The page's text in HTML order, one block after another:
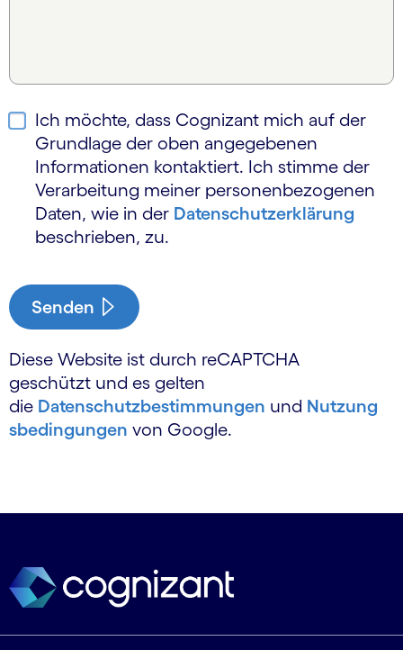
Ich möchte, dass Cognizant mich auf der
Grundlage der oben angegebenen
Informationen kontaktiert. Ich stimme der
Verarbeitung meiner personen­bezogenen
Daten, wie in der Daten­schutzerklärung
beschrieben, zu.
Senden
Diese Website ist durch reCAPTCHA
geschützt und es gelten
die Datenschutzbestimmungen und Nutzung
sbedingungen von Google.